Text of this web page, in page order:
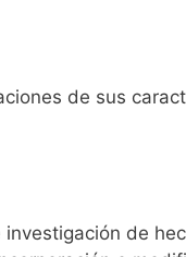
de sus
de